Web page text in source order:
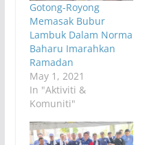
Gotong-Royong
Memasak Bubur
Lambuk Dalam Norma
Baharu Imarahkan
Ramadan
May 1, 2021
In "Aktiviti &
Komuniti"